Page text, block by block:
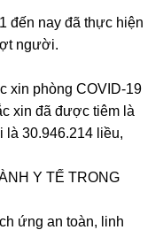
đến nay đã thực hiện
người.
xin phòng COVID-19
xin đã được tiêm là
là 30.946.214 liều,
Y TẾ TRONG
ứng an toàn, linh